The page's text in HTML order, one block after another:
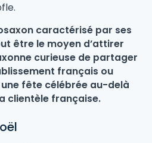
caractérisé par ses
être le moyen d’attirer
curieuse de partager
français ou
fête célébrée au-delà
clientèle française.